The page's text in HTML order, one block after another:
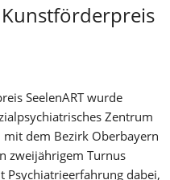
SeelenART wurde
Zentrum
dem Bezirk Oberbayern
zweijährigem Turnus
Psychiatrieerfahrung dabei,